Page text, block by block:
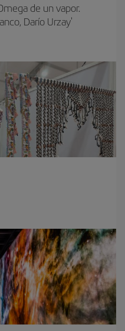
de un vapor.
Darío Urzay'